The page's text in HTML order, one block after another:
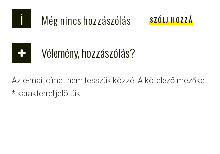
i Még nincs hozzászólás SZÓLJ HOZZÁ
Vélemény, hozzászólás?
Az e-mail címet nem tesszük közzé. A kötelező mezőket
* karakterrel jelöltük